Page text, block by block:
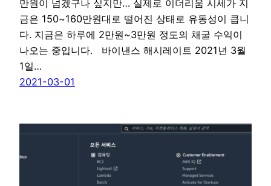
만원이 넘겠구나 싶지만… 실제로 이더리움 시세가 지
금은 150~160만원대로 떨어진 상태로 유동성이 큽니
다. 지금은 하루에 2만원~3만원 정도의 채굴 수익이
나오는 중입니다. 바이낸스 해시레이트 2021년 3월
1일…
2021-03-01